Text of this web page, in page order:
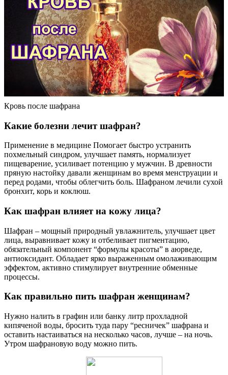
Кровь после шафрана
Какие болезни лечит шафран?
Применение в медицине Помогает быстро устранить
похмельный синдром, улучшает память, нормализует
пищеварение, усиливает потенцию у мужчин. В древности
пряную настойку давали женщинам во время менструации и
перед родами, чтобы облегчить боль. Шафраном лечили сухой
бронхит, корь и коклюш.
Как шафран влияет на кожу лица?
Шафран – мощный природный увлажнитель, улучшает цвет
лица, выравнивает кожу и отбеливает пигментацию,
обязательный компонент “формулы красоты” в аюрведе,
антиоксидант. Обладает ярко выраженным омолаживающим
эффектом, активно стимулирует внутренние обменные
процессы.
Как правильно пить шафран женщинам?
Нужно налить в графин или банку литр прохладной
кипяченой воды, бросить туда пару “ресничек” шафрана и
оставить настаиваться на несколько часов, лучше – на ночь.
Утром шафрановую воду можно пить.